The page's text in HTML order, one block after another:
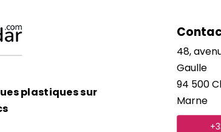
plastiques sur
48,
Gaulle
94 500
Marne